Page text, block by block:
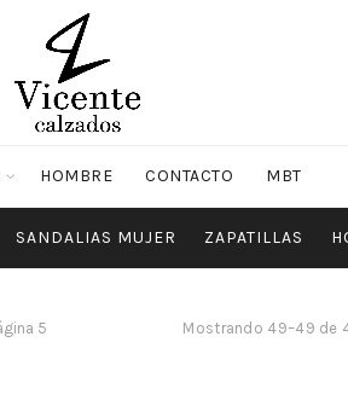
HOMBRE CONTACTO MBT
SANDALIAS MUJER ZAPATILLAS
5 Mostrando 49–49 de